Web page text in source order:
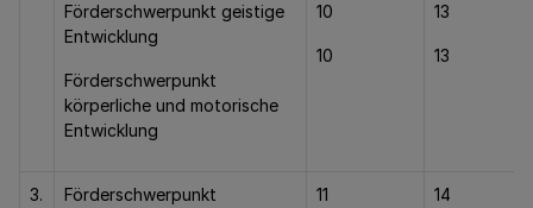
Förderschwerpunkt geistige
Entwicklung
Förderschwerpunkt
körperliche und motorische
Entwicklung
10
10
13
13
3.
Förderschwerpunkt
11 14